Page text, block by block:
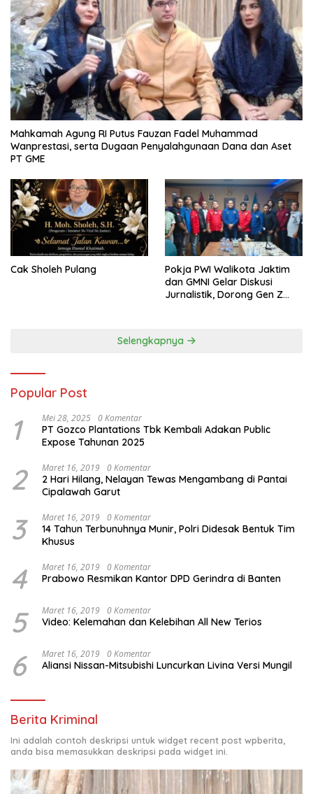
Mahkamah Agung RI Putus Fauzan Fadel Muhammad
Wanprestasi, serta Dugaan Penyalahgunaan Dana dan Aset
PT GME
Cak Sholeh Pulang
Pokja PWI Walikota Jaktim
dan GMNI Gelar Diskusi
Jurnalistik, Dorong Gen Z
Selengkapnya
Popular Post
1 Mei 28, 2025 0 Komentar
PT Gozco Plantations Tbk Kembali Adakan Public
Expose Tahunan 2025
2 Maret 16, 2019 0 Komentar
2 Hari Hilang, Nelayan Tewas Mengambang di Pantai
Cipalawah Garut
3 Maret 16, 2019 0 Komentar
14 Tahun Terbunuhnya Munir, Polri Didesak Bentuk Tim
Khusus
4 Maret 16, 2019 0 Komentar
Prabowo Resmikan Kantor DPD Gerindra di Banten
5 Maret 16, 2019 0 Komentar
Video: Kelemahan dan Kelebihan All New Terios
6 Maret 16, 2019 0 Komentar
Aliansi Nissan-Mitsubishi Luncurkan Livina Versi Mungil
Berita Kriminal
Ini adalah contoh deskripsi untuk widget recent post wpberita,
anda bisa memasukkan deskripsi pada widget ini.